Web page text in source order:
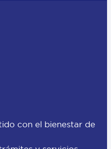
con el bienestar de